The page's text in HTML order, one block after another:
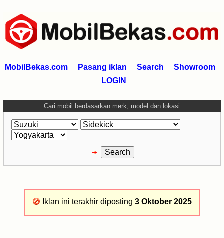
MobilBekas.com Pasang iklan Search
Showroom
LOGIN
Cari mobil berdasarkan merk, model dan lokasi
Iklan ini terakhir diposting 3 Oktober 2025